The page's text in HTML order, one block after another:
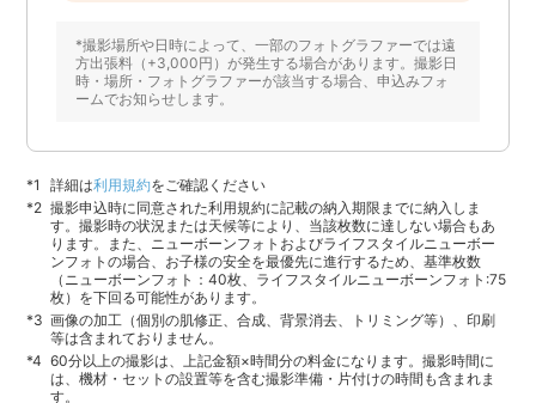
*撮影場所や日時によって、一部のフォトグラファーでは遠
方出張料（+3,000円）が発生する場合があります。撮影日
時・場所・フォトグラファーが該当する場合、申込みフォ
ームでお知らせします。
詳細は利用規約をご確認ください
撮影申込時に同意された利用規約に記載の納入期限までに納入しま
す。撮影時の状況または天候等により、当該枚数に達しない場合もあ
ります。また、ニューボーンフォトおよびライフスタイルニューボー
ンフォトの場合、お子様の安全を最優先に進行するため、基準枚数
（ニューボーンフォト：40枚、ライフスタイルニューボーンフォト:75
枚）を下回る可能性があります。
画像の加工（個別の肌修正、合成、背景消去、トリミング等）、印刷
等は含まれておりません。
60分以上の撮影は、上記金額×時間分の料金になります。撮影時間に
は、機材・セットの設置等を含む撮影準備・片付けの時間も含まれま
す。